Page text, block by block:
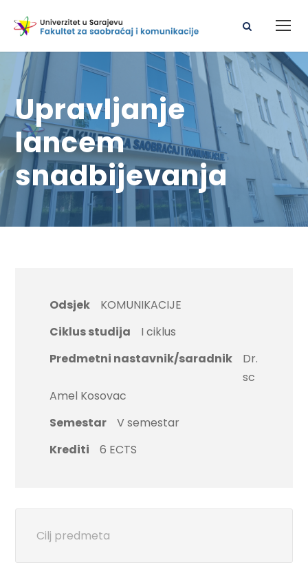
Upravljanje
lancem
snadbijevanja
Odsjek
KOMUNIKACIJE
Ciklus studija
I ciklus
Predmetni nastavnik/saradnik
Dr.
sc
Amel Kosovac
Semestar
V semestar
Krediti
6 ECTS
Cilj predmeta